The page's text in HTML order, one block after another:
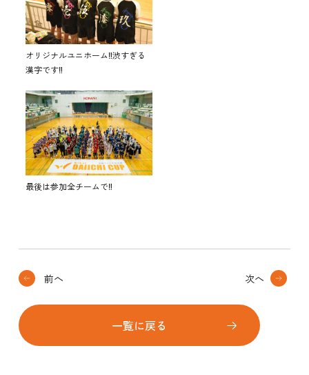
オリジナルユニホーム‼渋すぎる
漢字です‼
最後は参加全チームで‼
前へ
一覧に戻る
次へ